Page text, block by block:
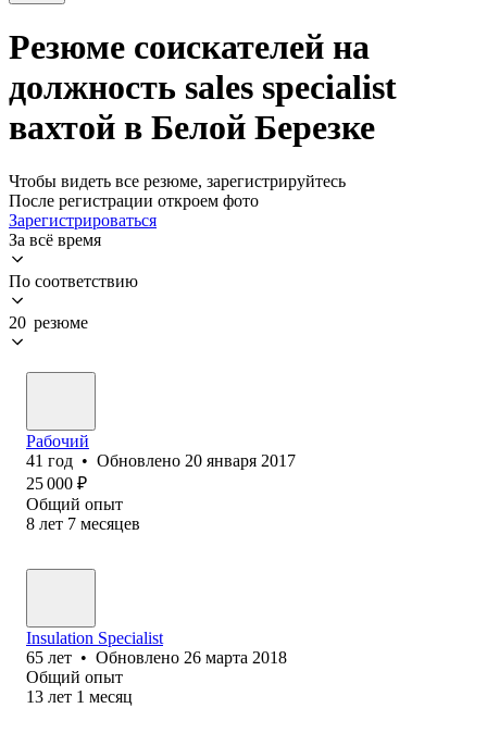
Резюме соискателей на
должность sales specialist
вахтой в Белой Березке
Чтобы видеть все резюме, зарегистрируйтесь
После регистрации откроем фото
Зарегистрироваться
За всё время
По соответствию
20 резюме
Рабочий
41 год • Обновлено 20 января 2017
25 000 ₽
Общий опыт
8 лет 7 месяцев
Insulation Specialist
65 лет • Обновлено 26 марта 2018
Общий опыт
13 лет 1 месяц